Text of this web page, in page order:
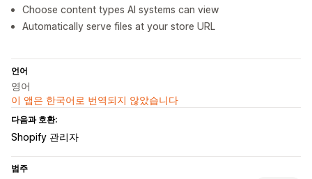
Choose content types AI systems can view
Automatically serve files at your store URL
언어
영어
이 앱은 한국어로 번역되지 않았습니다
다음과 호환:
Shopify 관리자
범주